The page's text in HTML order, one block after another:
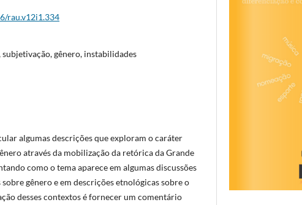
rau.v12i1.334
subjetivação, gênero, instabilidades
algumas descrições que exploram o caráter
através da mobilização da retórica da Grande
como o tema aparece em algumas discussões
gênero e em descrições etnológicas sobre o
desses contextos é fornecer um comentário